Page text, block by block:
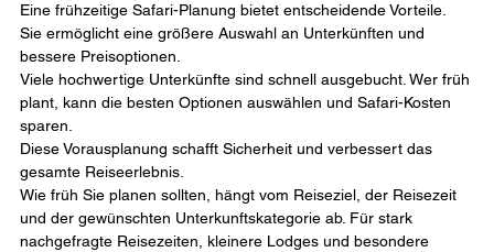
Eine frühzeitige Safari-Planung bietet entscheidende Vorteile.
Sie ermöglicht eine größere Auswahl an Unterkünften und
bessere Preisoptionen.
Viele hochwertige Unterkünfte sind schnell ausgebucht. Wer früh
plant, kann die besten Optionen auswählen und Safari-Kosten
sparen.
Diese Vorausplanung schafft Sicherheit und verbessert das
gesamte Reiseerlebnis.
Wie früh Sie planen sollten, hängt vom Reiseziel, der Reisezeit
und der gewünschten Unterkunftskategorie ab. Für stark
nachgefragte Reisezeiten, kleinere Lodges und besondere